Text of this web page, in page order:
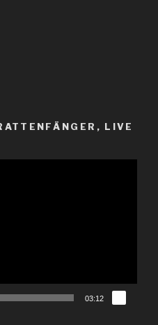
LIVE
03:12